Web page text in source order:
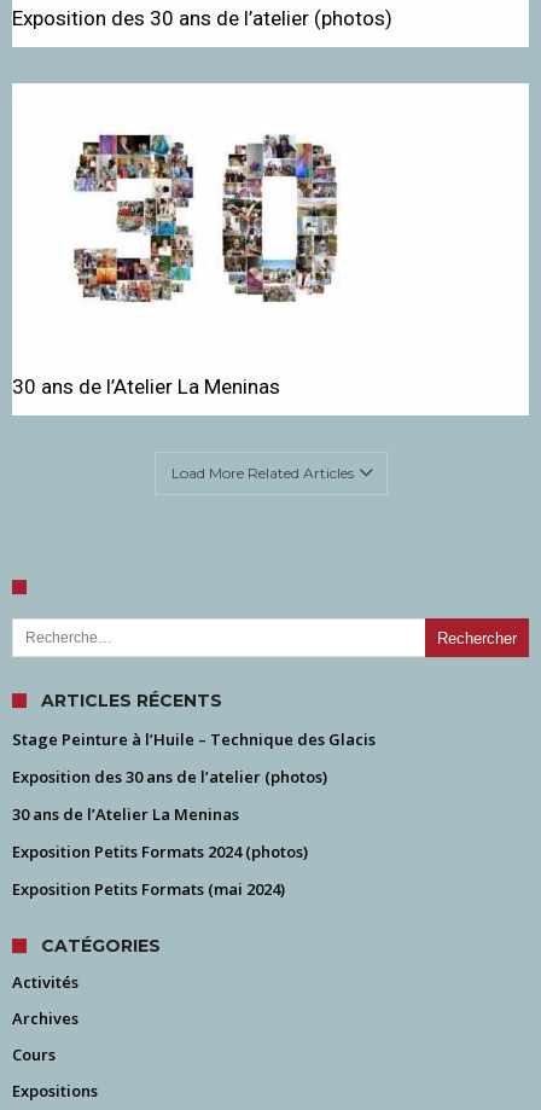
Exposition des 30 ans de l’atelier (photos)
30 ans de l’Atelier La Meninas
Load More Related Articles
Rechercher :
ARTICLES RÉCENTS
Stage Peinture à l’Huile – Technique des Glacis
Exposition des 30 ans de l’atelier (photos)
30 ans de l’Atelier La Meninas
Exposition Petits Formats 2024 (photos)
Exposition Petits Formats (mai 2024)
CATÉGORIES
Activités
Archives
Cours
Expositions